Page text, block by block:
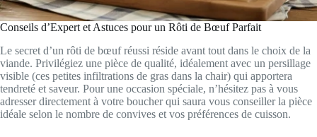
Conseils d’Expert et Astuces pour un Rôti de Bœuf Parfait
Le secret d’un rôti de bœuf réussi réside avant tout dans le choix de la
viande. Privilégiez une pièce de qualité, idéalement avec un persillage
visible (ces petites infiltrations de gras dans la chair) qui apportera
tendreté et saveur. Pour une occasion spéciale, n’hésitez pas à vous
adresser directement à votre boucher qui saura vous conseiller la pièce
idéale selon le nombre de convives et vos préférences de cuisson.